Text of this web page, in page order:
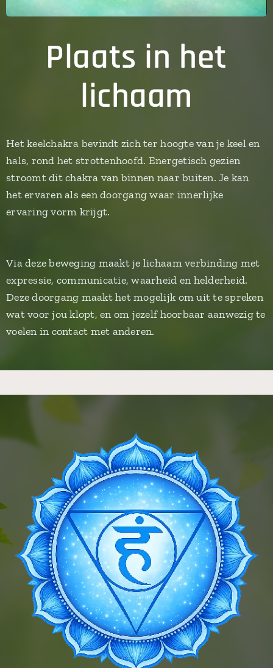
Plaats in het
lichaam
Het keelchakra bevindt zich ter hoogte van je keel en
hals, rond het strottenhoofd. Energetisch gezien
stroomt dit chakra van binnen naar buiten. Je kan
het ervaren als een doorgang waar innerlijke
ervaring vorm krijgt.
Via deze beweging maakt je lichaam verbinding met
expressie, communicatie, waarheid en helderheid.
Deze doorgang maakt het mogelijk om uit te spreken
wat voor jou klopt, en om jezelf hoorbaar aanwezig te
voelen in contact met anderen.